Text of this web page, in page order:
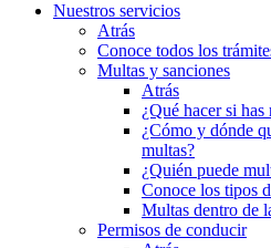
Nuestros servicios
Atrás
Conoce todos los
Multas y sanciones
Atrás
¿Qué hacer si
¿Cómo y dónde
multas?
¿Quién puede
Conoce los tipos
Multas dentro de
Permisos de conducir